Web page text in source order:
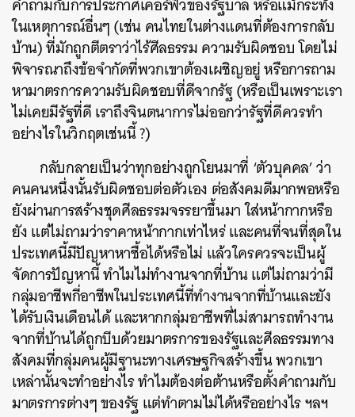
ในเหตุการณ์อื่นๆ (เช่น คนไทยในต่างแดนที่ต้องการกลับ
บ้าน) ที่มักถูกตีตราว่าไร้ศีลธรรมความรับผิดชอบโดยไม่
พิจารณาถึงข้อจำกัดที่พวกเขาต้องเผชิญอยู่ หรือการถาม
หามาตรการความรับผิดชอบที่ดีจากรัฐ (หรือเป็นเพราะเรา
ไม่เคยมีรัฐที่ดี เราถึงจินตนาการไม่ออกว่ารัฐที่ดีควรทำ
อย่างไรในวิกฤตเช่นนี้ ?)
กลับกลายเป็นว่าทุกอย่างถูกโยนมาที่ ‘ตัวบุคคล’ว่า
คนคนหนึ่งนั้นรับผิดชอบต่อตัวเอง ต่อสังคมดีมากพอหรือ
ยังผ่านการสร้างชุดศีลธรรมจรรยาขึ้นมาใส่หน้ากากหรือ
ยังแต่ไม่ถามว่าราคาหน้ากากเท่าไหร่และคนที่จนที่สุดใน
ประเทศนี้มีปัญหาหาซื้อได้หรือไม่ แล้วใครควรจะเป็นผู้
จัดการปัญหานี้ทำไมไม่ทำงานจากที่บ้านแต่ไม่ถามว่ามี
กลุ่มอาชีพกี่อาชีพในประเทศนี้ที่ทำงานจากที่บ้านและยัง
ได้รับเงินเดือนได้และหากกลุ่มอาชีพที่ไม่สามารถทำงาน
จากที่บ้านได้ถูกบีบด้วยมาตรการของรัฐและศีลธรรมทาง
สังคมที่กลุ่มคนผู้มีฐานะทางเศรษฐกิจสร้างขึ้นพวกเขา
เหล่านั้นจะทำอย่างไรทำไมต้องต่อต้านหรือตั้งคำถามกับ
มาตรการต่างๆของรัฐแต่ทำตามไม่ได้หรืออย่างไรฯลฯ